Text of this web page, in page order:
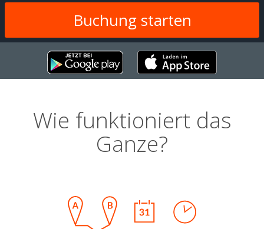
Wie funktioniert das
Ganze?